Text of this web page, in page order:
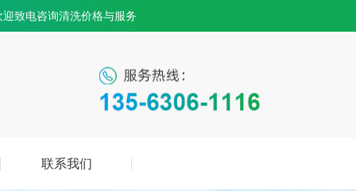
致电咨询清洗价格与服务
联系我们